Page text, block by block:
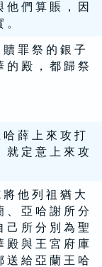
他 們 算 賬 ， 因
罪 祭 的 銀 子
的 殿 ， 都 歸 祭
薛 上 來 攻 打
就 定 意 上 來 攻
他 列 祖 猶 大
、 亞 哈 謝 所 分
己 所 分 別 為 聖
殿 與 王 宮 府 庫
送 給 亞 蘭 王 哈